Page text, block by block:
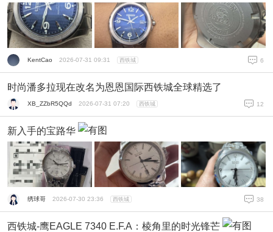
KentCao 2026-07-31 09:31 西铁城 6
时尚潘多拉现在改名为恩恩国际西铁城全球精选了
XB_ZZbR5QQd 2026-07-31 07:20 西铁城 12
新入手的宝路华
绣球哥 2026-07-30 23:36 西铁城 38
西铁城-鹰EAGLE 7340 E.F.A：棱角里的时光锋芒